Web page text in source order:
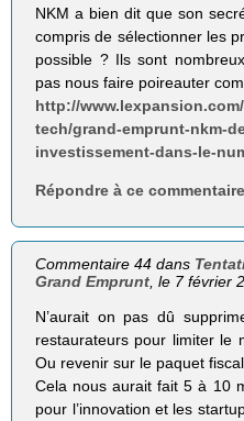
NKM a bien dit que son
compris de sélectionner les
possible ? Ils sont
pas nous faire poireauter
http://
tech/grand-emprunt-nkm-
investissement-dans-le-
Répondre à ce commentaire
Commentaire 44 dans
Grand Emprunt , le 7 février
N’aurait on pas dû
restaurateurs pour limiter le
Ou revenir sur le paquet
Cela nous aurait fait 5 à 10
pour l’innovation et les